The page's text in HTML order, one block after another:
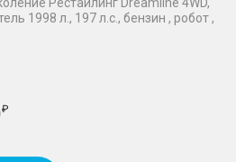
1998 л., 197 л.с., бензин , робот ,